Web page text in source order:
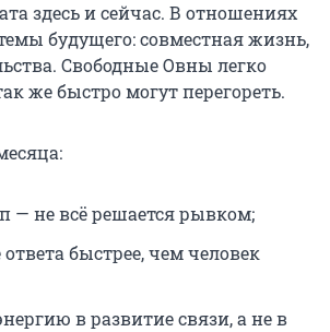
здесь и сейчас. В отношениях
будущего: совместная жизнь,
Свободные Овны легко
же быстро могут перегореть.
— не всё решается рывком;
ответа быстрее, чем человек
в развитие связи, а не в